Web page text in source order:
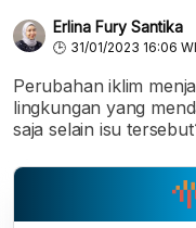
Erlina Fury Santika
31/01/2023 16:06
Perubahan iklim
lingkungan yang
saja selain isu